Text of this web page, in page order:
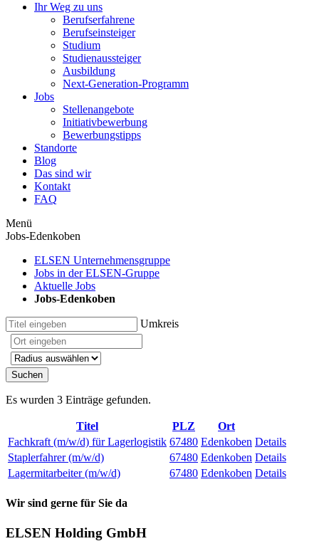
Ihr Weg zu uns
Berufserfahrene
Berufseinsteiger
Studium
Studienaussteiger
Ausbildung
Next-Generation-Programm
Jobs
Stellenangebote
Initiativbewerbung
Bewerbungstipps
Standorte
Blog
Das sind wir
Kontakt
FAQ
Menü
Jobs-Edenkoben
ELSEN Unternehmensgruppe
Jobs in der ELSEN-Gruppe
Aktuelle Jobs
Jobs-Edenkoben
Titel
Umkreis
Ort
Radius
Suchen
Es wurden 3 Einträge gefunden.
Titel PLZ
Ort
Fachkraft (m/w/d) für Lagerlogistik 67480 Edenkoben Details
Staplerfahrer (m/w/d)
67480 Edenkoben Details
Lagermitarbeiter (m/w/d)
67480 Edenkoben Details
Wir sind gerne für Sie da
ELSEN Holding GmbH